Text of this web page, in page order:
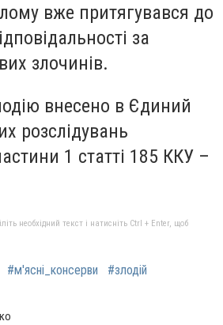
вже притягувався до
за
злочинів.
внесено в Єдиний
розслідувань
1 статті 185 ККУ –
необхідний текст і натисніть Ctrl + Enter, щоб
#м'ясні_консерви #злодій